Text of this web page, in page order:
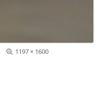
Pełny
1197 × 1600